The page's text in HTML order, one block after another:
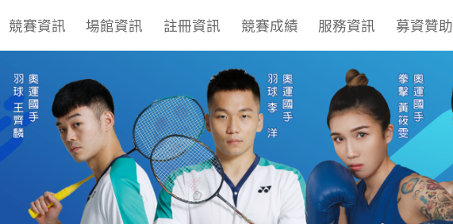
競賽資訊 場館資訊 註冊資訊 競賽成績 服務資訊 募資贊助